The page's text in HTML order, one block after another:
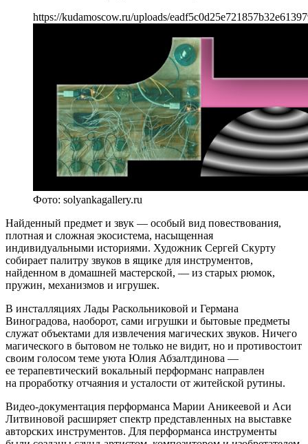
https://kudamoscow.ru/uploads/
Фото: solyankagallery.ru
Найденный предмет и звук — особый вид повествования,
плотная и сложная экосистема, насыщенная
индивидуальными историями. Художник Сергей Скурту
собирает палитру звуков в ящике для инструментов,
найденном в домашней мастерской, — из старых рюмок,
пружин, механизмов и игрушек.
В инсталляциях Лады Раскольниковой и Германа
Виноградова, наоборот, сами игрушки и бытовые предметы
служат объектами для извлечения магических звуков. Ничего
магического в бытовом не только не видит, но и противостоит
своим голосом теме уюта Юлия Абзалтдинова —
ее терапевтический вокальный перформанс направлен
на проработку отчаяния и усталости от житейской рутины.
Видео-документация перформанса Марии Аникеевой и Аси
Литвиновой расширяет спектр представленных на выставке
авторских инструментов. Для перформанса инструменты